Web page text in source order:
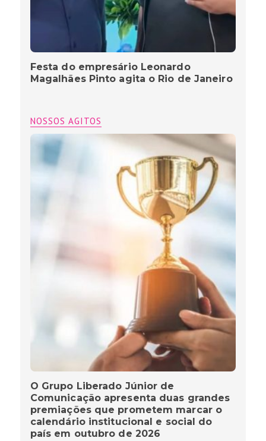
Festa do empresário Leonardo
Magalhães Pinto agita o Rio de Janeiro
NOSSOS AGITOS
O Grupo Liberado Júnior de
Comunicação apresenta duas grandes
premiações que prometem marcar o
calendário institucional e social do
país em outubro de 2026